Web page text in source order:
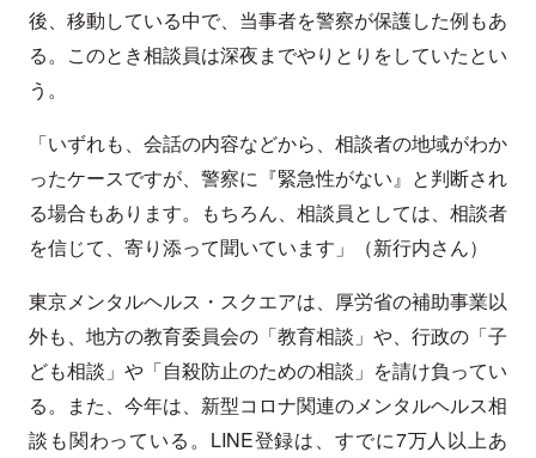
後、移動している中で、当事者を警察が保護した例もあ
る。このとき相談員は深夜までやりとりをしていたとい
う。
「いずれも、会話の内容などから、相談者の地域がわか
ったケースですが、警察に『緊急性がない』と判断され
る場合もあります。もちろん、相談員としては、相談者
を信じて、寄り添って聞いています」（新行内さん）
東京メンタルヘルス・スクエアは、厚労省の補助事業以
外も、地方の教育委員会の「教育相談」や、行政の「子
ども相談」や「自殺防止のための相談」を請け負ってい
る。また、今年は、新型コロナ関連のメンタルヘルス相
談も関わっている。LINE登録は、すでに7万人以上あ